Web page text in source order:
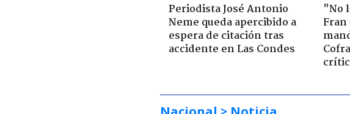
Periodista José Antonio
Neme queda apercibido a
espera de citación tras
accidente en Las Condes
"No